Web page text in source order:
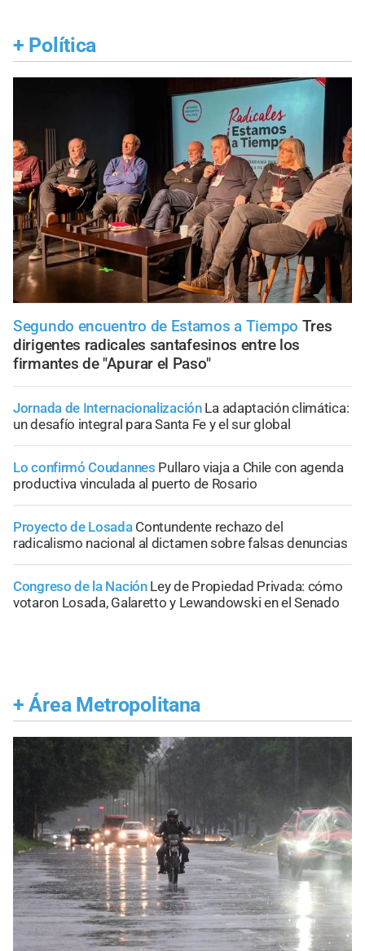
+ Política
Segundo encuentro de Estamos a Tiempo Tres
dirigentes radicales santafesinos entre los
firmantes de "Apurar el Paso"
Jornada de Internacionalización La adaptación climática:
un desafío integral para Santa Fe y el sur global
Lo confirmó Coudannes Pullaro viaja a Chile con agenda
productiva vinculada al puerto de Rosario
Proyecto de Losada Contundente rechazo del
radicalismo nacional al dictamen sobre falsas denuncias
Congreso de la Nación Ley de Propiedad Privada: cómo
votaron Losada, Galaretto y Lewandowski en el Senado
+ Área Metropolitana